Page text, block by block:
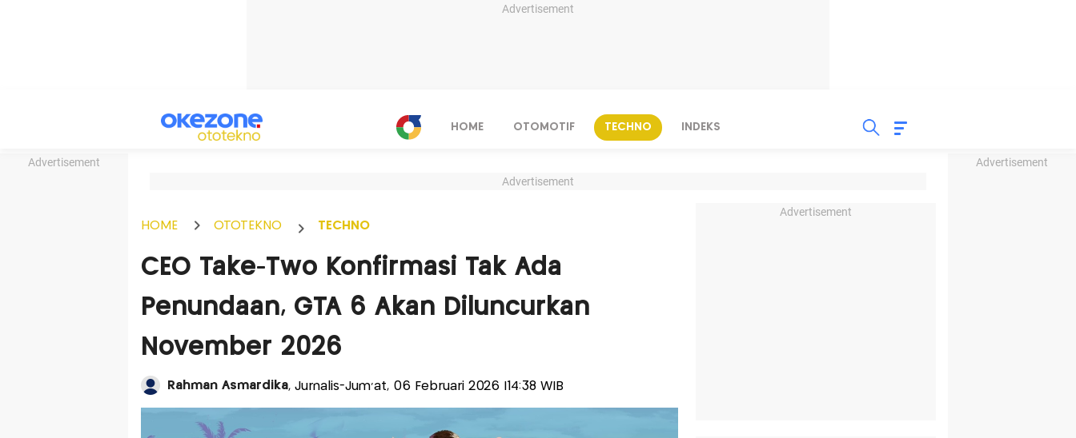
Advertisement
Advertisement Advertisement
HOME OTOMOTIF TECHNO INDEKS
Advertisement
HOME OTOTEKNO TECHNO
CEO Take-Two Konfirmasi Tak Ada
Penundaan, GTA 6 Akan Diluncurkan
November 2026
Rahman Asmardika, Jurnalis-Jum'at, 06 Februari 2026 |14:38 WIB
Advertisement